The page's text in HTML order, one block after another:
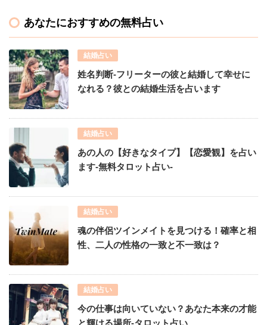
あなたにおすすめの無料占い
結婚占い
姓名判断-フリーターの彼と結婚して幸せに
なれる？彼との結婚生活を占います
結婚占い
あの人の【好きなタイプ】【恋愛観】を占い
ます-無料タロット占い-
結婚占い
魂の伴侶ツインメイトを見つける！確率と相
性、二人の性格の一致と不一致は？
結婚占い
今の仕事は向いていない？あなた本来の才能
と輝ける場所-タロット占い